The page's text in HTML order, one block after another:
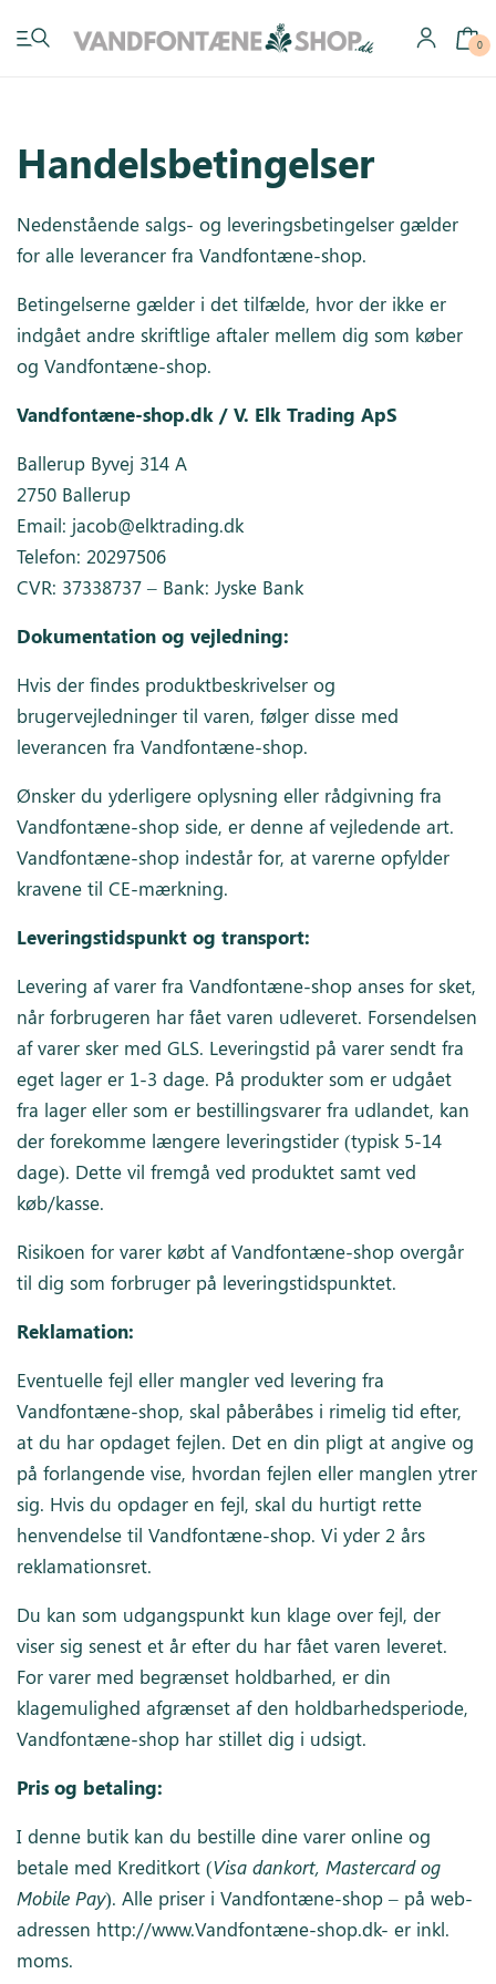
0
Handelsbetingelser
Nedenstående salgs- og leveringsbetingelser gælder
for alle leverancer fra Vandfontæne-shop.
Betingelserne gælder i det tilfælde, hvor der ikke er
indgået andre skriftlige aftaler mellem dig som køber
og Vandfontæne-shop.
Vandfontæne-shop.dk / V. Elk Trading ApS
Ballerup Byvej 314 A
2750 Ballerup
Email: jacob@elktrading.dk
Telefon: 20297506
CVR: 37338737 – Bank: Jyske Bank
Dokumentation og vejledning:
Hvis der findes produktbeskrivelser og
brugervejledninger til varen, følger disse med
leverancen fra Vandfontæne-shop.
Ønsker du yderligere oplysning eller rådgivning fra
Vandfontæne-shop side, er denne af vejledende art.
Vandfontæne-shop indestår for, at varerne opfylder
kravene til CE-mærkning.
Leveringstidspunkt og transport:
Levering af varer fra Vandfontæne-shop anses for sket,
når forbrugeren har fået varen udleveret. Forsendelsen
af varer sker med GLS. Leveringstid på varer sendt fra
eget lager er 1-3 dage. På produkter som er udgået
fra lager eller som er bestillingsvarer fra udlandet, kan
der forekomme længere leveringstider (typisk 5-14
dage). Dette vil fremgå ved produktet samt ved
køb/kasse.
Risikoen for varer købt af Vandfontæne-shop overgår
til dig som forbruger på leveringstidspunktet.
Reklamation:
Eventuelle fejl eller mangler ved levering fra
Vandfontæne-shop, skal påberåbes i rimelig tid efter,
at du har opdaget fejlen. Det en din pligt at angive og
på forlangende vise, hvordan fejlen eller manglen ytrer
sig. Hvis du opdager en fejl, skal du hurtigt rette
henvendelse til Vandfontæne-shop. Vi yder 2 års
reklamationsret.
Du kan som udgangspunkt kun klage over fejl, der
viser sig senest et år efter du har fået varen leveret.
For varer med begrænset holdbarhed, er din
klagemulighed afgrænset af den holdbarhedsperiode,
Vandfontæne-shop har stillet dig i udsigt.
Pris og betaling:
I denne butik kan du bestille dine varer online og
betale med Kreditkort (Visa dankort, Mastercard og
Mobile Pay). Alle priser i Vandfontæne-shop – på web-
adressen http://www.Vandfontæne-shop.dk- er inkl.
moms.
Indendørs vandfontæner
Byg selv
Tilbehør
Køb gavekort
Inspiration
Galleri